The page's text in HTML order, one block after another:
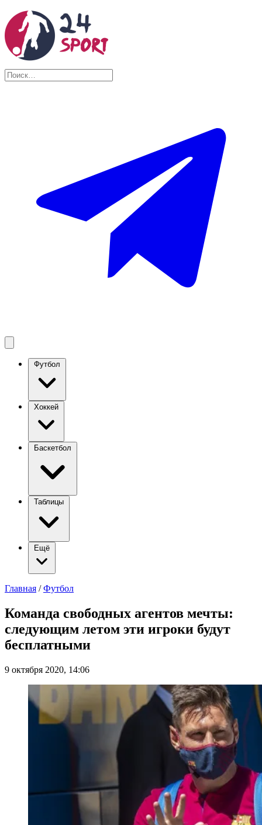
Футбол
Хоккей
Баскетбол
Таблицы
Ещё
Главная / Футбол
Команда свободных агентов мечты:
следующим летом эти игроки будут
бесплатными
9 октября 2020, 14:06